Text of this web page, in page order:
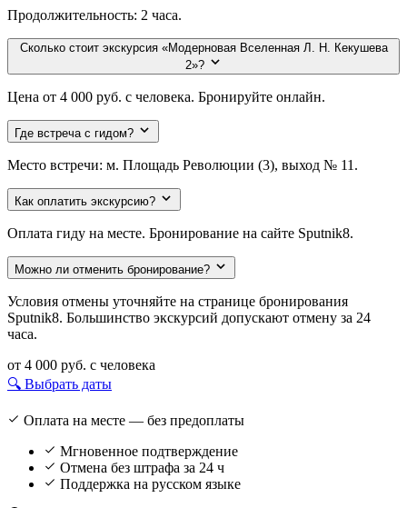
Продолжительность: 2 часа.
Сколько стоит экскурсия «Модерновая Вселенная Л. Н. Кекушева
2»?
Цена от 4 000 руб. с человека. Бронируйте онлайн.
Где встреча с гидом?
Место встречи: м. Площадь Революции (3), выход № 11.
Как оплатить экскурсию?
Оплата гиду на месте. Бронирование на сайте Sputnik8.
Можно ли отменить бронирование?
Условия отмены уточняйте на странице бронирования
Sputnik8. Большинство экскурсий допускают отмену за 24
часа.
от 4 000 руб. с человека
🔍 Выбрать даты
Оплата на месте — без предоплаты
Мгновенное подтверждение
Отмена без штрафа за 24 ч
Поддержка на русском языке